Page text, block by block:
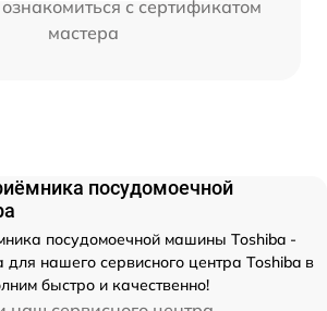
с сертификатом
мастера
посудомоечной
посудомоечной машины Toshiba -
нашего сервисного центра Toshiba в
быстро и качественно!